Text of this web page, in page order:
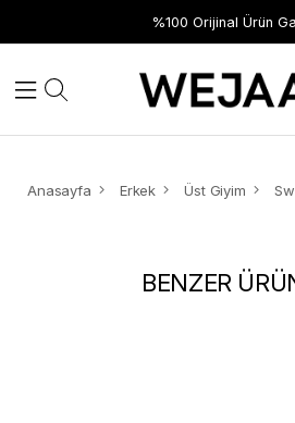
%100 Orijinal Ürün
Anasayfa Erkek Üst Giyim
BENZER